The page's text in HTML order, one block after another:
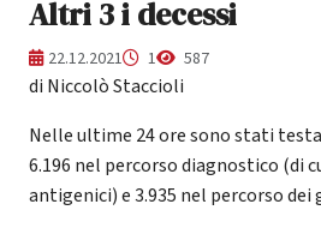
Altri 3 i decessi
22.12.2021 1 587
di Niccolò Staccioli
Nelle ultime 24 ore sono stati
6.196 nel percorso diagnostico (di
antigenici) e 3.935 nel percorso dei